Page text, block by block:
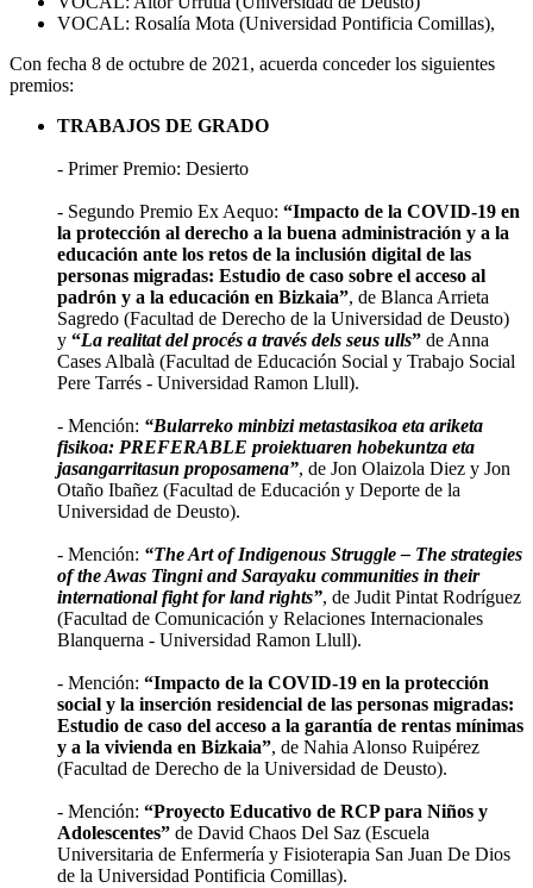
VOCAL: Rosalía Mota (Universidad Pontificia Comillas),
Con fecha 8 de octubre de 2021, acuerda conceder los siguientes
premios:
TRABAJOS DE GRADO
- Primer Premio: Desierto
- Segundo Premio Ex Aequo: “Impacto de la COVID-19 en
la protección al derecho a la buena administración y a la
educación ante los retos de la inclusión digital de las
personas migradas: Estudio de caso sobre el acceso al
padrón y a la educación en Bizkaia”, de Blanca Arrieta
Sagredo (Facultad de Derecho de la Universidad de Deusto)
y “La realitat del procés a través dels seus ulls” de Anna
Cases Albalà (Facultad de Educación Social y Trabajo Social
Pere Tarrés - Universidad Ramon Llull).
- Mención: “Bularreko minbizi metastasikoa eta ariketa
fisikoa: PREFERABLE proiektuaren hobekuntza eta
jasangarritasun proposamena”, de Jon Olaizola Diez y Jon
Otaño Ibañez (Facultad de Educación y Deporte de la
Universidad de Deusto).
- Mención: “The Art of Indigenous Struggle – The strategies
of the Awas Tingni and Sarayaku communities in their
international fight for land rights”, de Judit Pintat Rodríguez
(Facultad de Comunicación y Relaciones Internacionales
Blanquerna - Universidad Ramon Llull).
- Mención: “Impacto de la COVID-19 en la protección
social y la inserción residencial de las personas migradas:
Estudio de caso del acceso a la garantía de rentas mínimas
y a la vivienda en Bizkaia”, de Nahia Alonso Ruipérez
(Facultad de Derecho de la Universidad de Deusto).
- Mención: “Proyecto Educativo de RCP para Niños y
Adolescentes” de David Chaos Del Saz (Escuela
Universitaria de Enfermería y Fisioterapia San Juan De Dios
de la Universidad Pontificia Comillas).